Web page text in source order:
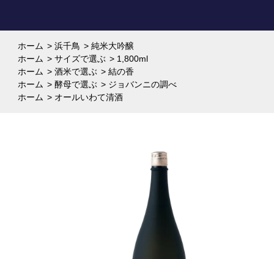
ホーム >浜千鳥 >純米大吟醸
ホーム >サイズで選ぶ > 1,800ml
ホーム >酒米で選ぶ >結の香
ホーム >酵母で選ぶ > ジョバンニの調べ
ホーム > オールいわて清酒